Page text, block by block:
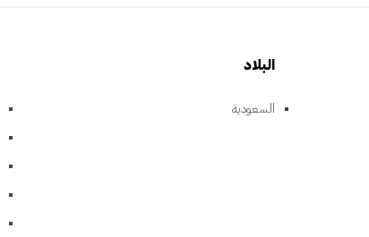
البلاد
السعودية